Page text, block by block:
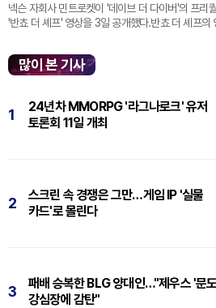
넥슨 자회사 민트로켓이 '데이브 더 다이버'의 프리
'반쵸 더 셰프' 영상을 3일 공개했다.반쵸 더 셰프의
많이 본 기사
1
24년차 MMORPG '라그나로크' 유저
토론회 11일 개최
2
스크린 속 경쟁은 그만…게임 IP '실물
카드'로 몰린다
3
패배 승복한 BLG 양대인…"제우스 '문
강심장에 감탄"